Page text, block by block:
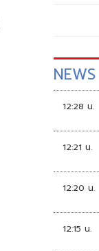
12:28 น.
12:21 น.
12:20 น.
12:15 น.